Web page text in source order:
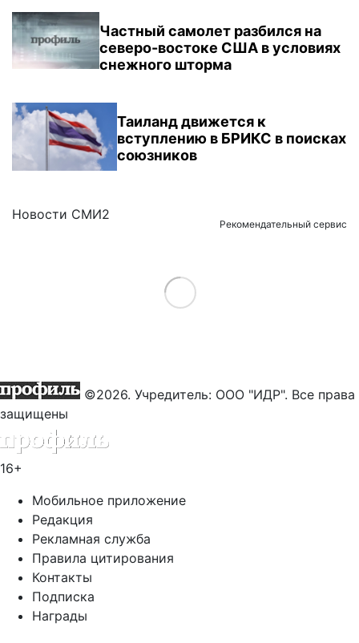
Частный самолет разбился на
северо-востоке США в условиях
снежного шторма
Таиланд движется к
вступлению в БРИКС в поисках
союзников
Новости СМИ2
Рекомендательный сервис
Load More
©2026. Учредитель: ООО "ИДР". Все права
защищены
16+
Мобильное приложение
Редакция
Рекламная служба
Правила цитирования
Контакты
Подписка
Награды